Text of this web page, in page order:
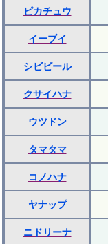
ピカチュウ
イーブイ
シビビール
クサイハナ
ウツドン
タマタマ
コノハナ
ヤナップ
ニドリーナ